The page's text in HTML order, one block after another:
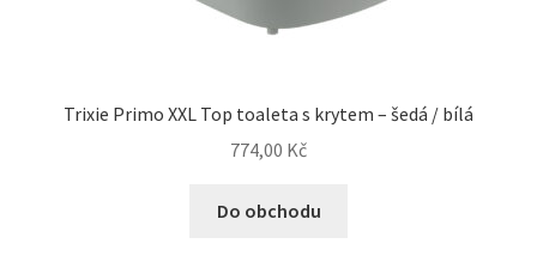
Trixie Primo XXL Top toaleta s krytem – šedá / bílá
774,00 Kč
Do obchodu